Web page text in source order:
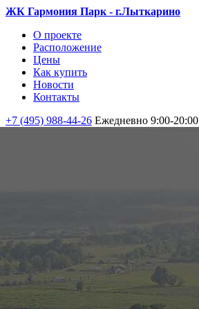
ЖК Гармония Парк - г.Лыткарино
О проекте
Расположение
Цены
Как купить
Новости
Контакты
+7 (495) 988-44-26 Ежедневно 9:00-20:00